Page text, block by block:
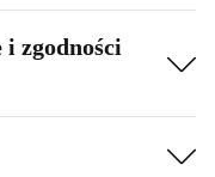
zgodności